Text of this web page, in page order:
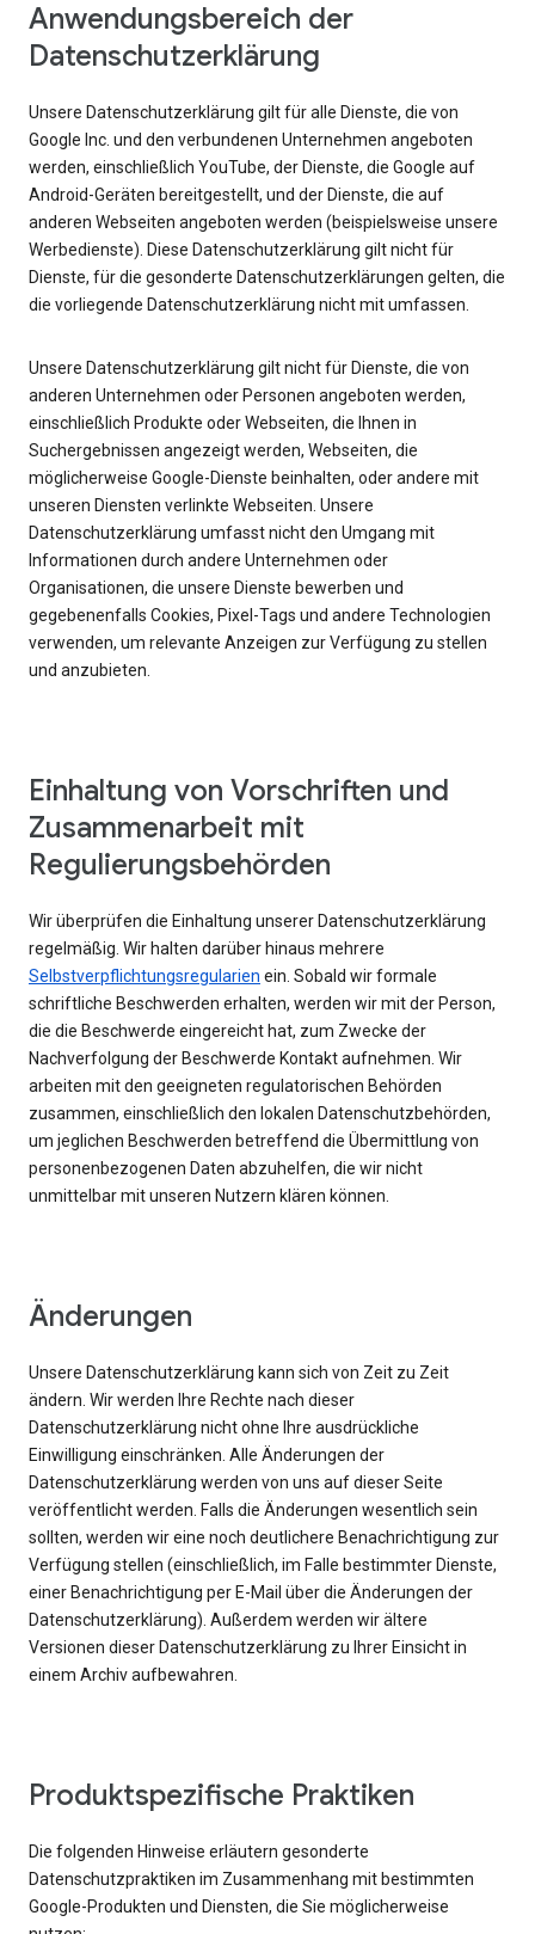
Anwendungsbereich der
Datenschutzerklärung
Unsere Datenschutzerklärung gilt für alle Dienste, die von
Google Inc. und den verbundenen Unternehmen angeboten
werden, einschließlich YouTube, der Dienste, die Google auf
Android-Geräten bereitgestellt, und der Dienste, die auf
anderen Webseiten angeboten werden (beispielsweise unsere
Werbedienste). Diese Datenschutzerklärung gilt nicht für
Dienste, für die gesonderte Datenschutzerklärungen gelten, die
die vorliegende Datenschutzerklärung nicht mit umfassen.
Unsere Datenschutzerklärung gilt nicht für Dienste, die von
anderen Unternehmen oder Personen angeboten werden,
einschließlich Produkte oder Webseiten, die Ihnen in
Suchergebnissen angezeigt werden, Webseiten, die
möglicherweise Google-Dienste beinhalten, oder andere mit
unseren Diensten verlinkte Webseiten. Unsere
Datenschutzerklärung umfasst nicht den Umgang mit
Informationen durch andere Unternehmen oder
Organisationen, die unsere Dienste bewerben und
gegebenenfalls Cookies, Pixel-Tags und andere Technologien
verwenden, um relevante Anzeigen zur Verfügung zu stellen
und anzubieten.
Einhaltung von Vorschriften und
Zusammenarbeit mit
Regulierungsbehörden
Wir überprüfen die Einhaltung unserer Datenschutzerklärung
regelmäßig. Wir halten darüber hinaus mehrere
Selbstverpflichtungsregularien ein. Sobald wir formale
schriftliche Beschwerden erhalten, werden wir mit der Person,
die die Beschwerde eingereicht hat, zum Zwecke der
Nachverfolgung der Beschwerde Kontakt aufnehmen. Wir
arbeiten mit den geeigneten regulatorischen Behörden
zusammen, einschließlich den lokalen Datenschutzbehörden,
um jeglichen Beschwerden betreffend die Übermittlung von
personenbezogenen Daten abzuhelfen, die wir nicht
unmittelbar mit unseren Nutzern klären können.
Änderungen
Unsere Datenschutzerklärung kann sich von Zeit zu Zeit
ändern. Wir werden Ihre Rechte nach dieser
Datenschutzerklärung nicht ohne Ihre ausdrückliche
Einwilligung einschränken. Alle Änderungen der
Datenschutzerklärung werden von uns auf dieser Seite
veröffentlicht werden. Falls die Änderungen wesentlich sein
sollten, werden wir eine noch deutlichere Benachrichtigung zur
Verfügung stellen (einschließlich, im Falle bestimmter Dienste,
einer Benachrichtigung per E-Mail über die Änderungen der
Datenschutzerklärung). Außerdem werden wir ältere
Versionen dieser Datenschutzerklärung zu Ihrer Einsicht in
einem Archiv aufbewahren.
Produktspezifische Praktiken
Die folgenden Hinweise erläutern gesonderte
Datenschutzpraktiken im Zusammenhang mit bestimmten
Google-Produkten und Diensten, die Sie möglicherweise